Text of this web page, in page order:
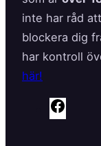
inte har råd
blockera dig
har kontroll
här!